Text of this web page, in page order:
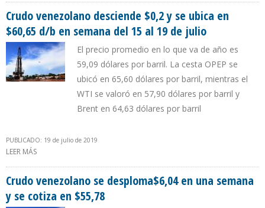
Crudo venezolano desciende $0,2 y se ubica en
$60,65 d/b en semana del 15 al 19 de julio
El precio promedio en lo que va de año es
59,09 dólares por barril. La cesta OPEP se
ubicó en 65,60 dólares por barril, mientras el
WTI se valoró en 57,90 dólares por barril y
Brent en 64,63 dólares por barril
PUBLICADO: 19 de julio de 2019
LEER MÁS
Crudo venezolano se desploma$6,04 en una semana
y se cotiza en $55,78